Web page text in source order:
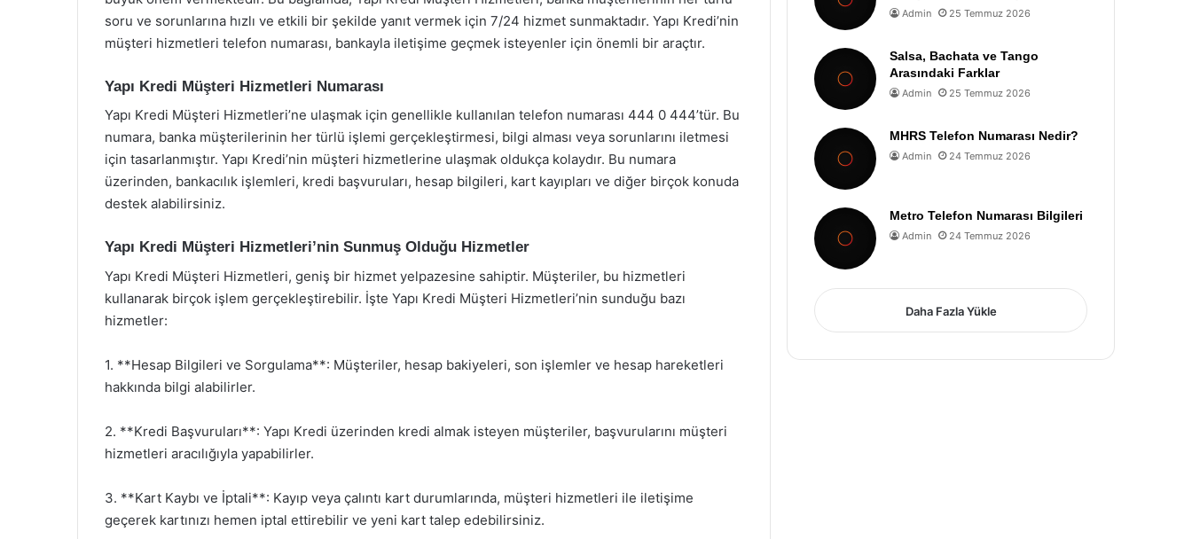
soru ve sorunlarına hızlı ve etkili bir şekilde yanıt vermek için 7/24 hizmet sunmaktadır. Yapı Kredi’nin
müşteri hizmetleri telefon numarası, bankayla iletişime geçmek isteyenler için önemli bir araçtır.
Yapı Kredi Müşteri Hizmetleri Numarası
Yapı Kredi Müşteri Hizmetleri’ne ulaşmak için genellikle kullanılan telefon numarası 444 0 444’tür. Bu
numara, banka müşterilerinin her türlü işlemi gerçekleştirmesi, bilgi alması veya sorunlarını iletmesi
için tasarlanmıştır. Yapı Kredi’nin müşteri hizmetlerine ulaşmak oldukça kolaydır. Bu numara
üzerinden, bankacılık işlemleri, kredi başvuruları, hesap bilgileri, kart kayıpları ve diğer birçok konuda
destek alabilirsiniz.
Yapı Kredi Müşteri Hizmetleri’nin Sunmuş Olduğu Hizmetler
Yapı Kredi Müşteri Hizmetleri, geniş bir hizmet yelpazesine sahiptir. Müşteriler, bu hizmetleri
kullanarak birçok işlem gerçekleştirebilir. İşte Yapı Kredi Müşteri Hizmetleri’nin sunduğu bazı
hizmetler:
1. **Hesap Bilgileri ve Sorgulama**: Müşteriler, hesap bakiyeleri, son işlemler ve hesap hareketleri
hakkında bilgi alabilirler.
2. **Kredi Başvuruları**: Yapı Kredi üzerinden kredi almak isteyen müşteriler, başvurularını müşteri
hizmetleri aracılığıyla yapabilirler.
3. **Kart Kaybı ve İptali**: Kayıp veya çalıntı kart durumlarında, müşteri hizmetleri ile iletişime
geçerek kartınızı hemen iptal ettirebilir ve yeni kart talep edebilirsiniz.
Admin 25 Temmuz 2026
Salsa, Bachata ve Tango
Arasındaki Farklar
Admin 25 Temmuz 2026
MHRS Telefon Numarası Nedir?
Admin 24 Temmuz 2026
Metro Telefon Numarası Bilgileri
Admin 24 Temmuz 2026
Daha Fazla Yükle